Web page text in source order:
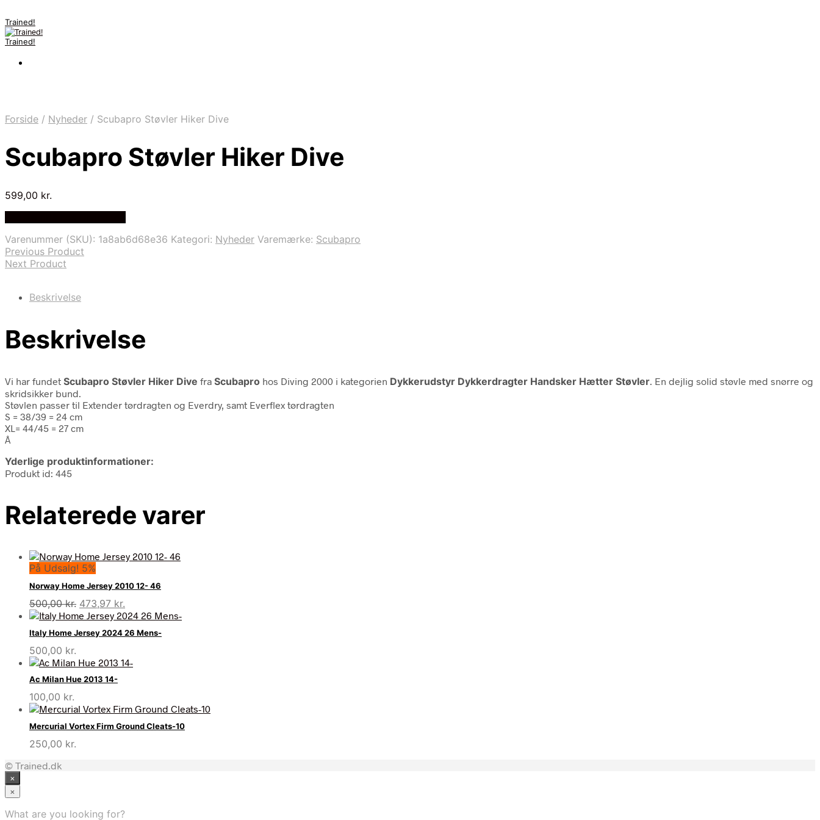
Trained!
Trained!
Forside / Nyheder / Scubapro Støvler Hiker Dive
Scubapro Støvler Hiker Dive
599,00 kr.
Varenummer (SKU): 1a8ab6d68e36 Kategori: Nyheder Varemærke: Scubapro
Previous Product
Next Product
Beskrivelse
Beskrivelse
Vi har fundet Scubapro Støvler Hiker Dive fra Scubapro hos Diving 2000 i kategorien Dykkerudstyr Dykkerdragter Handsker Hætter Støvler . En dejlig solid støvle med snørre og
skridsikker bund.
Støvlen passer til Extender tørdragten og Everdry, samt Everflex tørdragten
S = 38/39 = 24 cm
XL= 44/45 = 27 cm
Â
Yderlige produktinformationer:
Produkt id: 445
Relaterede varer
På Udsalg! 5%
Norway Home Jersey 2010 12- 46
500,00kr. Den
oprindelige
var:
473,97 kr.
aktuelle
pris
er:
Italy Home Jersey 2024 26 Mens-
500,00 kr.
Ac Milan Hue 2013 14-
100,00 kr.
Mercurial Vortex Firm Ground Cleats-10
250,00 kr.
© Trained.dk
×
×
What are you looking for?